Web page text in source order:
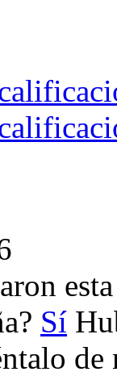
Sí
de